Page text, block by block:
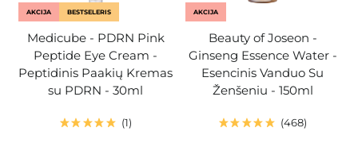
AKCIJA BESTSELERIS
Medicube - PDRN Pink
Peptide Eye Cream -
Peptidinis Paakių Kremas
su PDRN - 30ml
1
AKCIJA
Beauty of Joseon -
Ginseng Essence Water -
Esencinis Vanduo Su
Ženšeniu - 150ml
468